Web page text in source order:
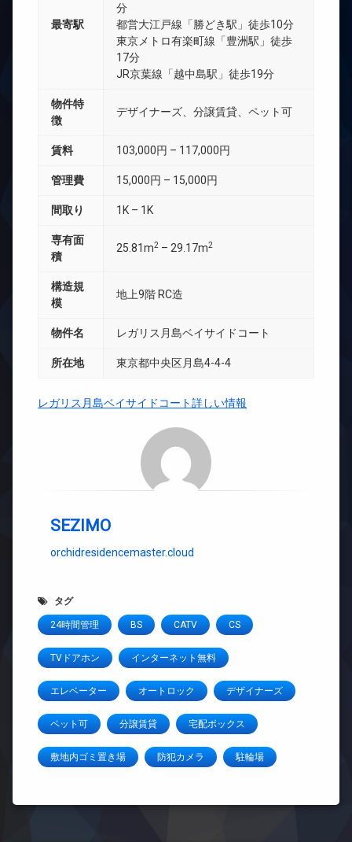
最寄駅
分
都営大江戸線「勝どき駅」徒歩10分
東京メトロ有楽町線「豊洲駅」徒歩
17分
JR京葉線「越中島駅」徒歩19分
物件特
徴
デザイナーズ、分譲賃貸、ペット可
賃料 103,000円 – 117,000円
管理費 15,000円 – 15,000円
間取り 1K – 1K
専有面
積
25.81m2 – 29.17m2
構造規
模
地上9階 RC造
物件名 レガリス月島ベイサイドコート
所在地 東京都中央区月島4-4-4
レガリス月島ベイサイドコート詳しい情報
SEZIMO
orchidresidencemaster.cloud
タグ
24時間管理 BS CATV CS
TVドアホン インターネット無料
エレベーター オートロック デザイナーズ
ペット可 分譲賃貸 宅配ボックス
敷地内ゴミ置き場 防犯カメラ 駐輪場